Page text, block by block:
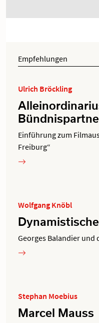
Empfehlungen
Ulrich Bröckling
Einführung zum
Freiburg“
Wolfgang Knöbl
Georges Balandier und
Stephan Moebius
Marcel Mauss